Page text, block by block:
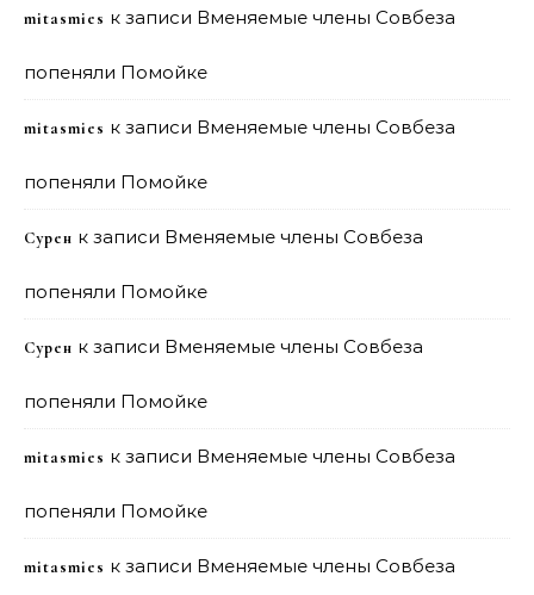
mitasmies к записи Вменяемые члены Совбеза
попеняли Помойке
mitasmies к записи Вменяемые члены Совбеза
попеняли Помойке
Сурен к записи Вменяемые члены Совбеза
попеняли Помойке
Сурен к записи Вменяемые члены Совбеза
попеняли Помойке
mitasmies к записи Вменяемые члены Совбеза
попеняли Помойке
mitasmies к записи Вменяемые члены Совбеза